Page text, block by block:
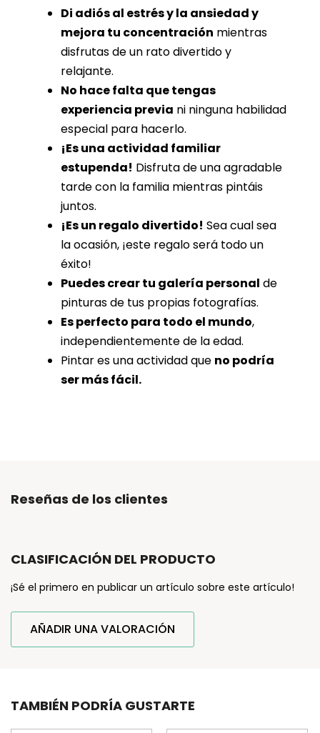
Di adiós al estrés y la ansiedad y
mejora tu concentración mientras
disfrutas de un rato divertido y
relajante.
No hace falta que tengas
experiencia previa ni ninguna habilidad
especial para hacerlo.
¡Es una actividad familiar
estupenda! Disfruta de una agradable
tarde con la familia mientras pintáis
juntos.
¡Es un regalo divertido! Sea cual sea
la ocasión, ¡este regalo será todo un
éxito!
Puedes crear tu galería personal de
pinturas de tus propias fotografías.
Es perfecto para todo el mundo,
independientemente de la edad.
Pintar es una actividad que no podría
ser más fácil.
Reseñas de los clientes
CLASIFICACIÓN DEL PRODUCTO
¡Sé el primero en publicar un artículo sobre este artículo!
AÑADIR UNA VALORACIÓN
TAMBIÉN PODRÍA GUSTARTE